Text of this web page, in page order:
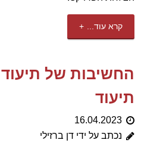
קרא עוד...
החשיבות של תיעוד
תיעוד
16.04.2023
נכתב על ידי דן ברזילי